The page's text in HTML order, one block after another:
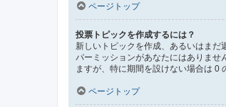
ページトップ
投票トピックを作成するには？
新しいトピックを作成、あるいはまだ
パーミッションがあなたにはありま
ますが、特に期間を設けない場合は 0
ページトップ